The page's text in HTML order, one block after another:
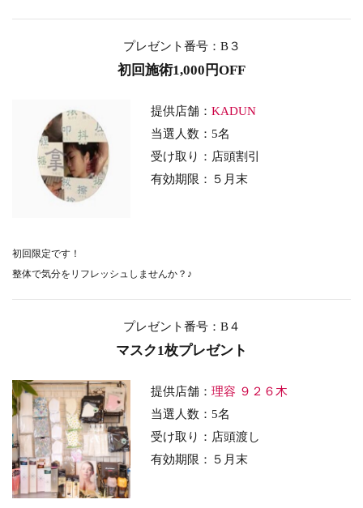
プレゼント番号：B３
初回施術1,000円OFF
提供店舗：KADUN
当選人数：5名
受け取り：店頭割引
有効期限：５月末
初回限定です！
整体で気分をリフレッシュしませんか？♪
プレゼント番号：B４
マスク1枚プレゼント
提供店舗：理容 ９２６木
当選人数：5名
受け取り：店頭渡し
有効期限：５月末